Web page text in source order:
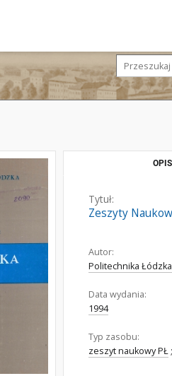
OPIS
Tytuł:
Zeszyty
Autor:
Politechnika
Data wydania:
1994
Typ zasobu:
zeszyt naukowy PŁ ;